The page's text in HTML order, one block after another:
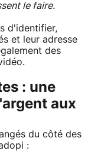
le faire.
d'identifier,
et leur adresse
des
: une
aux
du côté des
: